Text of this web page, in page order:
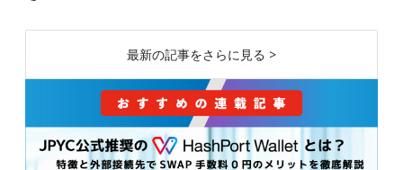
最新の記事をさらに見る >